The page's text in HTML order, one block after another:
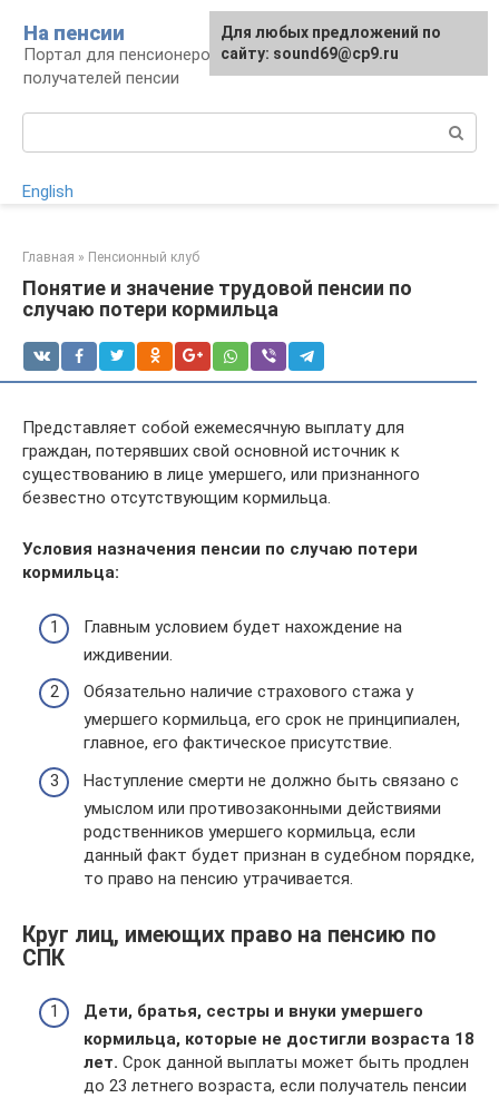
контенту
На пенсии
Портал для пенсионеров и будущих
получателей пенсии
English
Главная » Пенсионный клуб
Понятие и значение трудовой пенсии по
случаю потери кормильца
Представляет собой ежемесячную выплату для
граждан, потерявших свой основной источник к
существованию в лице умершего, или признанного
безвестно отсутствующим кормильца.
Условия назначения пенсии по случаю потери
кормильца:
Главным условием будет нахождение на
иждивении.
Обязательно наличие страхового стажа у
умершего кормильца, его срок не принципиален,
главное, его фактическое присутствие.
Наступление смерти не должно быть связано с
умыслом или противозаконными действиями
родственников умершего кормильца, если
данный факт будет признан в судебном порядке,
то право на пенсию утрачивается.
Круг лиц, имеющих право на пенсию по
СПК
Дети, братья, сестры и внуки умершего
кормильца, которые не достигли возраста 18
лет. Срок данной выплаты может быть продлен
до 23 летнего возраста, если получатель пенсии
Для любых предложений по
сайту: sound69@cp9.ru